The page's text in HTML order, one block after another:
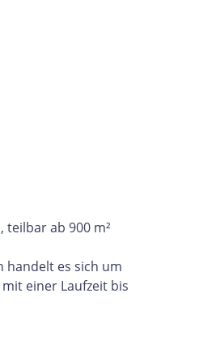
teilbar ab 900 m²
handelt es sich um
einer Laufzeit bis